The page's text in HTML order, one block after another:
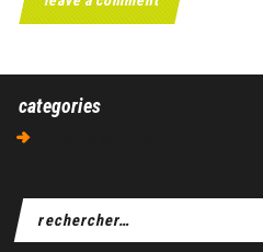
categories